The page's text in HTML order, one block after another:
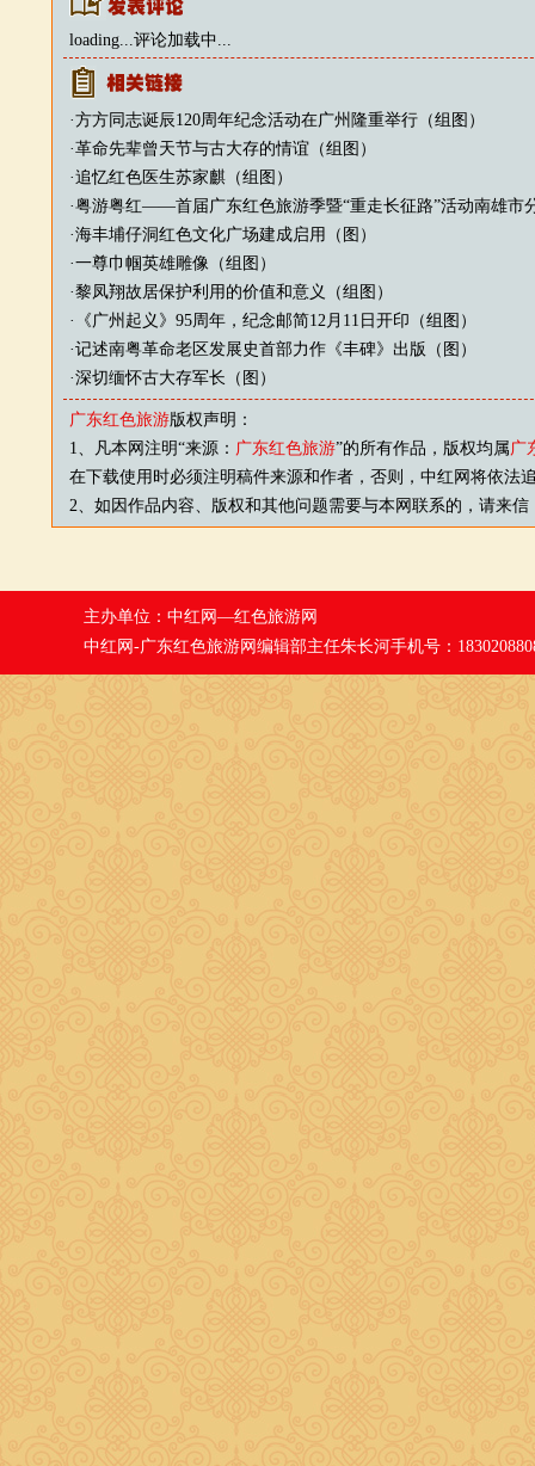
loading...评论加载中...
·方方同志诞辰120周年纪念活动在广州隆重举行（组图）
·革命先辈曾天节与古大存的情谊（组图）
·追忆红色医生苏家麒（组图）
·粤游粤红——首届广东红色旅游季暨“重走长征路”活动南雄市
·海丰埔仔洞红色文化广场建成启用（图）
·一尊巾帼英雄雕像（组图）
·黎凤翔故居保护利用的价值和意义（组图）
· 《广州起义》95周年，纪念邮简12月11日开印（组图）
·记述南粤革命老区发展史首部力作《丰碑》出版（图）
·深切缅怀古大存军长（图）
广东红色旅游版权声明：
1、凡本网注明“来源： 广东红色旅游”的所有作品，版权均属广
在下载使用时必须注明稿件来源和作者，否则，中红网将依法
2、如因作品内容、版权和其他问题需要与本网联系的，请来信
主办单位： 中红网—红色旅游网
中红网-广东红色旅游网编辑部主任朱长河手机号：